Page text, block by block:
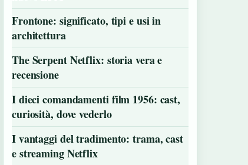
Frontone: significato, tipi e usi in
architettura
The Serpent Netflix: storia vera e
recensione
I dieci comandamenti film 1956: cast,
curiosità, dove vederlo
I vantaggi del tradimento: trama, cast
e streaming Netflix